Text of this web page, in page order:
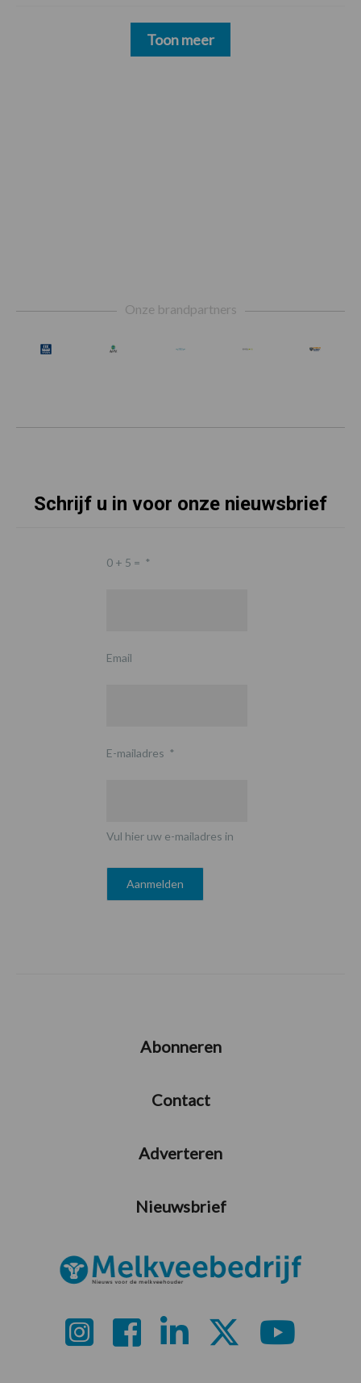
Toon meer
Onze brandpartners
Schrijf u in voor onze nieuwsbrief
0 + 5 = *
Email
E-mailadres *
Vul hier uw e-mailadres in
Abonneren
Contact
Adverteren
Nieuwsbrief